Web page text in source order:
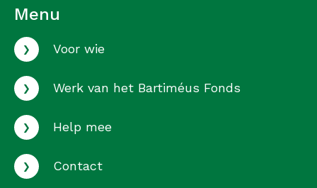
Menu
› Voor wie
› Werk van het Bartiméus Fonds
› Help mee
› Contact